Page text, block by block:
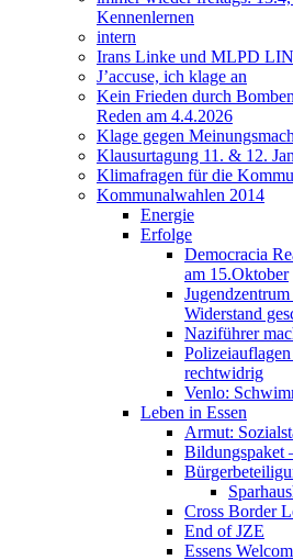
Kennenlernen
intern
Irans Linke und MLPD
J’accuse, ich klage an
Kein Frieden durch
Reden am 4.4.2026
Klage gegen
Klausurtagung 11. & 12.
Klimafragen für die
Kommunalwahlen 2014
Energie
Erfolge
Democracia
am 15.Oktober
Widerstand
Naziführer
rechtwidrig
Venlo:
Leben in Essen
Armut:
Bildungspaket
Cross Border
End of JZE
Essens